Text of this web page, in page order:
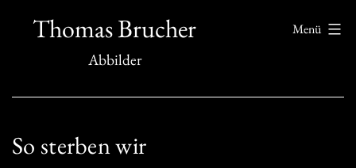
InhaltThomas Brucher
Abbilder
Menü
So sterben wir